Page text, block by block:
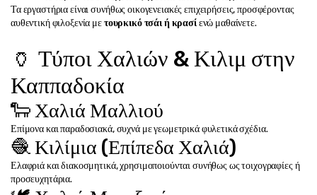
Τα εργαστήρια είναι συνήθως οικογενειακές επιχειρήσεις, προσφέροντας
αυθεντική φιλοξενία με τουρκικό τσάι ή κρασί ενώ μαθαίνετε.
🏺 Τύποι Χαλιών & Κιλιμ στην
Καππαδοκία
🐑 Χαλιά Μαλλιού
Επίμονα και παραδοσιακά, συχνά με γεωμετρικά φυλετικά σχέδια.
🧶 Κιλίμια (Επίπεδα Χαλιά)
Ελαφριά και διακοσμητικά, χρησιμοποιούνται συνήθως ως τοιχογραφίες ή
προσευχητάρια.